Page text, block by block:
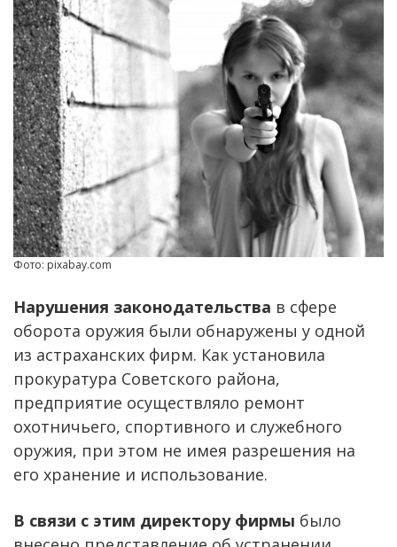
Фото: pixabay.com
Нарушения законодательства в сфере
оборота оружия были обнаружены у одной
из астраханских фирм. Как установила
прокуратура Советского района,
предприятие осуществляло ремонт
охотничьего, спортивного и служебного
оружия, при этом не имея разрешения на
его хранение и использование.
В связи с этим директору фирмы было